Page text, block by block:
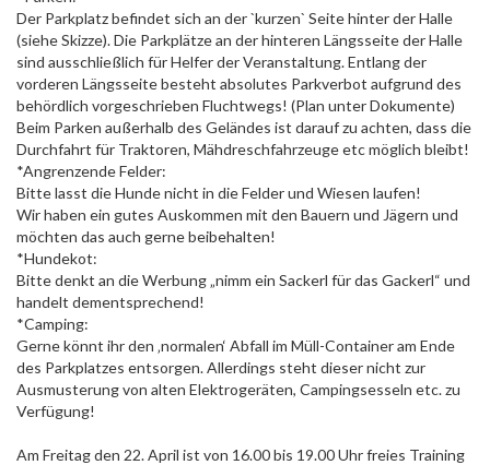
Der Parkplatz befindet sich an der `kurzen` Seite hinter der Halle
(siehe Skizze). Die Parkplätze an der hinteren Längsseite der Halle
sind ausschließlich für Helfer der Veranstaltung. Entlang der
vorderen Längsseite besteht absolutes Parkverbot aufgrund des
behördlich vorgeschrieben Fluchtwegs! (Plan unter Dokumente)
Beim Parken außerhalb des Geländes ist darauf zu achten, dass die
Durchfahrt für Traktoren, Mähdreschfahrzeuge etc möglich bleibt!
*Angrenzende Felder:
Bitte lasst die Hunde nicht in die Felder und Wiesen laufen!
Wir haben ein gutes Auskommen mit den Bauern und Jägern und
möchten das auch gerne beibehalten!
*Hundekot:
Bitte denkt an die Werbung „nimm ein Sackerl für das Gackerl“ und
handelt dementsprechend!
*Camping:
Gerne könnt ihr den ‚normalen‘ Abfall im Müll-Container am Ende
des Parkplatzes entsorgen. Allerdings steht dieser nicht zur
Ausmusterung von alten Elektrogeräten, Campingsesseln etc. zu
Verfügung!
Am Freitag den 22. April ist von 16.00 bis 19.00 Uhr freies Training